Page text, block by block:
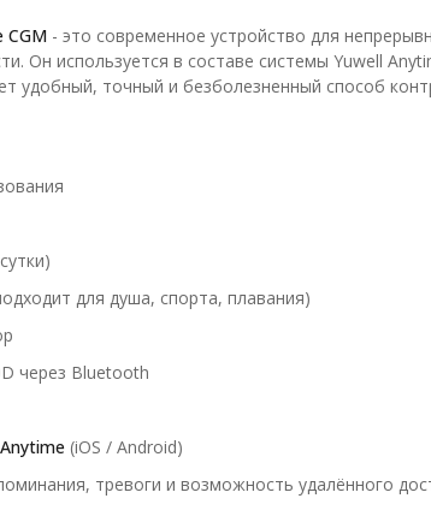
CGM - это современное устройство для
Он используется в составе системы Yuwell
удобный, точный и безболезненный способ
для душа, спорта, плавания)
через Bluetooth
(iOS / Android)
тревоги и возможность удалённого